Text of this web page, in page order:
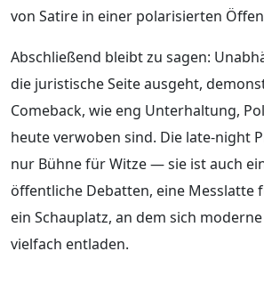
von Satire in einer polarisierten
Abschließend bleibt zu sagen:
die juristische Seite ausgeht,
Comeback, wie eng Unterhaltung,
heute verwoben sind. Die late-night
nur Bühne für Witze — sie ist auch
öffentliche Debatten, eine Messlatte
ein Schauplatz, an dem sich
vielfach entladen.